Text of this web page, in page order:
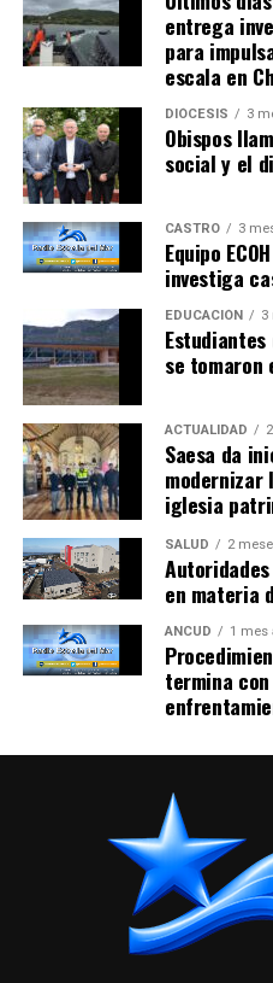
entrega
para
escala en
DIÓCESIS 3
Obispos
social y el
CASTRO 3
Equipo
investiga
EDUCACIÓN 3
se tomaron
ACTUALIDAD
Saesa da
iglesia
SALUD 2
en materia
ANCUD 1 mes
termina